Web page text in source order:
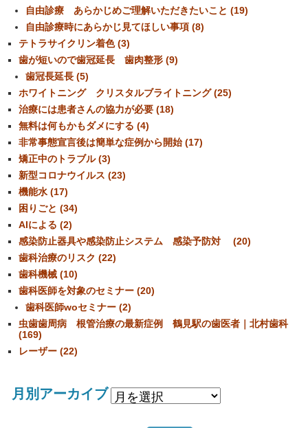
自由診療 あらかじめご理解いただきたいこと (19)
自由診療時にあらかじ見てほしい事項 (8)
テトラサイクリン着色 (3)
歯が短いので歯冠延長 歯肉整形 (9)
歯冠長延長 (5)
ホワイトニング クリスタルブライトニング (25)
治療には患者さんの協力が必要 (18)
無料は何もかもダメにする (4)
非常事態宣言後は簡単な症例から開始 (17)
矯正中のトラブル (3)
新型コロナウイルス (23)
機能水 (17)
困りごと (34)
AIによる (2)
感染防止器具や感染防止システム 感染予防対 (20)
歯科治療のリスク (22)
歯科機械 (10)
歯科医師を対象のセミナー (20)
歯科医師woセミナー (2)
虫歯歯周病 根管治療の最新症例 鶴見駅の歯医者｜北村歯科
(169)
レーザー (22)
月別アーカイブ